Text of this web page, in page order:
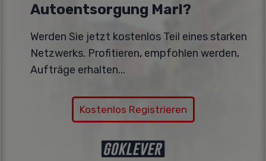
Autoentsorgung Marl?
Werden Sie jetzt kostenlos Teil eines starken
Netzwerks. Profitieren, empfohlen werden,
Aufträge erhalten...
Kostenlos Registrieren